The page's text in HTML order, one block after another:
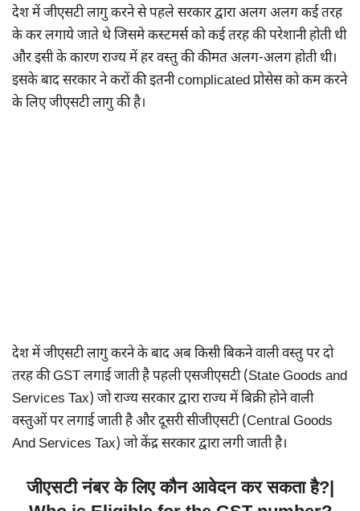
देश में जीएसटी लागु करने से पहले सरकार द्वारा अलग अलग कई तरह
के कर लगाये जाते थे जिसमे कस्टमर्स को कई तरह की परेशानी होती थी
और इसी के कारण राज्य में हर वस्तु की कीमत अलग-अलग होती थी।
इसके बाद सरकार ने करों की इतनी complicated प्रोसेस को कम करने
के लिए जीएसटी लागु की है।
देश में जीएसटी लागु करने के बाद अब किसी बिकने वाली वस्तु पर दो
तरह की GST लगाई जाती है पहली एसजीएसटी (State Goods and
Services Tax) जो राज्य सरकार द्वारा राज्य में बिक्री होने वाली
वस्तुओं पर लगाई जाती है और दूसरी सीजीएसटी (Central Goods
And Services Tax) जो केंद्र सरकार द्वारा लगी जाती है।
जीएसटी नंबर के लिए कौन आवेदन कर सकता है?|